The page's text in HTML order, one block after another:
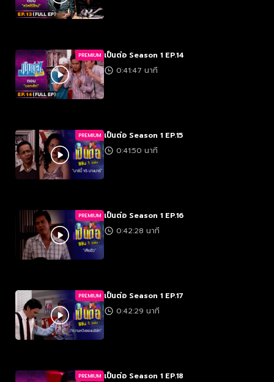
PREMIUM เป็นต่อ Season 1 EP.14
0:41:47 นาที
PREMIUM เป็นต่อ Season 1 EP.15
0:41:50 นาที
PREMIUM เป็นต่อ Season 1 EP.16
0:42:28 นาที
PREMIUM เป็นต่อ Season 1 EP.17
0:42:29 นาที
PREMIUM เป็นต่อ Season 1 EP.18